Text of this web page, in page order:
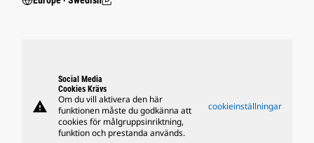
warning
Social Media
Cookies Krävs
Om du vill aktivera den här
funktionen måste du godkänna att
cookies för målgruppsinriktning,
funktion och prestanda används.
cookieinställningar